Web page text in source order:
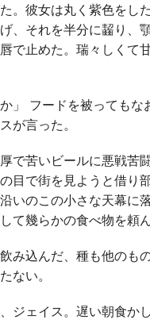
。彼女は丸く紫色をし
、それを半分に齧り、
で止めた。瑞々しくて
」 フードを被ってもな
が言った。
で苦いビールに悪戦苦
目で街を見ようと借り
いのこの小さな天幕に
て幾らかの食べ物を頼ん
み込んだ、種も他のも
ない。
ジェイス。遅い朝食か